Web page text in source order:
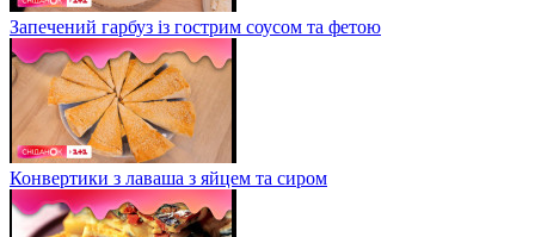
Запечений гарбуз із гострим соусом та фетою
Конвертики з лаваша з яйцем та сиром